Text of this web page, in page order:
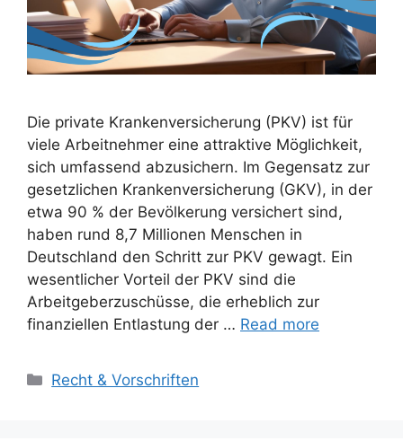
Die private Krankenversicherung (PKV) ist für
viele Arbeitnehmer eine attraktive Möglichkeit,
sich umfassend abzusichern. Im Gegensatz zur
gesetzlichen Krankenversicherung (GKV), in der
etwa 90 % der Bevölkerung versichert sind,
haben rund 8,7 Millionen Menschen in
Deutschland den Schritt zur PKV gewagt. Ein
wesentlicher Vorteil der PKV sind die
Arbeitgeberzuschüsse, die erheblich zur
finanziellen Entlastung der … Read more
Categories
Recht & Vorschriften